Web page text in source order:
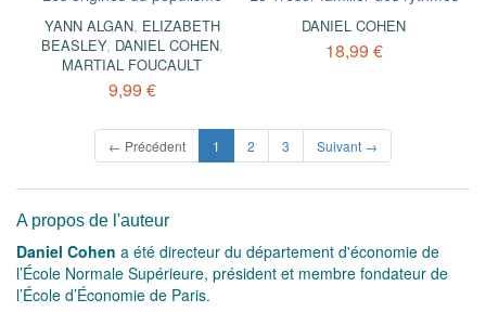
YANN ALGAN, ELIZABETH
BEASLEY, DANIEL COHEN,
MARTIAL FOUCAULT
9,99 €
DANIEL COHEN
18,99 €
← Précédent 1 (current)
2 3 Suivant →
A propos de l'auteur
Daniel Cohen a été directeur du département d'économie de
l’École Normale Supérieure, président et membre fondateur de
l’École d’Économie de Paris.